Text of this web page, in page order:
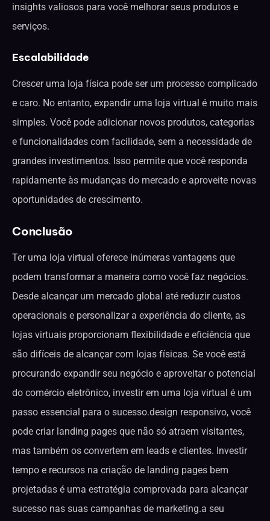
insights valiosos para você melhorar seus produtos e
serviços.
Escalabilidade
Crescer uma loja física pode ser um processo complicado
e caro. No entanto, expandir uma loja virtual é muito mais
simples. Você pode adicionar novos produtos, categorias
e funcionalidades com facilidade, sem a necessidade de
grandes investimentos. Isso permite que você responda
rapidamente às mudanças do mercado e aproveite novas
oportunidades de crescimento.
Conclusão
Ter uma loja virtual oferece inúmeras vantagens que
podem transformar a maneira como você faz negócios.
Desde alcançar um mercado global até reduzir custos
operacionais e personalizar a experiência do cliente, as
lojas virtuais proporcionam flexibilidade e eficiência que
são difíceis de alcançar com lojas físicas. Se você está
procurando expandir seu negócio e aproveitar o potencial
do comércio eletrônico, investir em uma loja virtual é um
passo essencial para o sucesso.design responsivo, você
pode criar landing pages que não só atraem visitantes,
mas também os convertem em leads e clientes. Investir
tempo e recursos na criação de landing pages bem
projetadas é uma estratégia comprovada para alcançar
sucesso nas suas campanhas de marketing.a seu